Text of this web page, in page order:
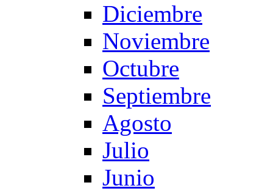
Diciembre
Noviembre
Octubre
Septiembre
Agosto
Julio
Junio